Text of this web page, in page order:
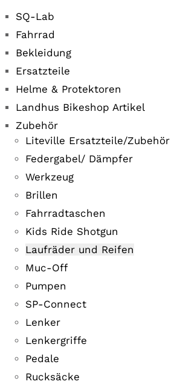
SQ-Lab
Fahrrad
Bekleidung
Ersatzteile
Helme & Protektoren
Landhus Bikeshop Artikel
Zubehör
Liteville Ersatzteile/Zubehör
Federgabel/ Dämpfer
Werkzeug
Brillen
Fahrradtaschen
Kids Ride Shotgun
Laufräder und Reifen
Muc-Off
Pumpen
SP-Connect
Lenker
Lenkergriffe
Pedale
Rucksäcke